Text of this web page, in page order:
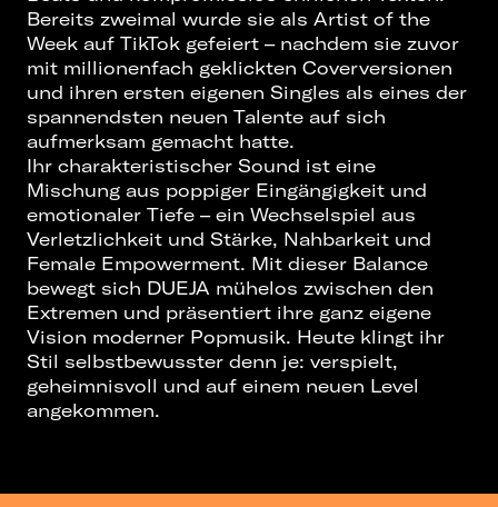
Bereits zweimal wurde sie als Artist of the
Week auf TikTok gefeiert – nachdem sie zuvor
mit millionenfach geklickten Coverversionen
und ihren ersten eigenen Singles als eines der
spannendsten neuen Talente auf sich
aufmerksam gemacht hatte.
Ihr charakteristischer Sound ist eine
Mischung aus poppiger Eingängigkeit und
emotionaler Tiefe – ein Wechselspiel aus
Verletzlichkeit und Stärke, Nahbarkeit und
Female Empowerment. Mit dieser Balance
bewegt sich DUEJA mühelos zwischen den
Extremen und präsentiert ihre ganz eigene
Vision moderner Popmusik. Heute klingt ihr
Stil selbstbewusster denn je: verspielt,
geheimnisvoll und auf einem neuen Level
angekommen.